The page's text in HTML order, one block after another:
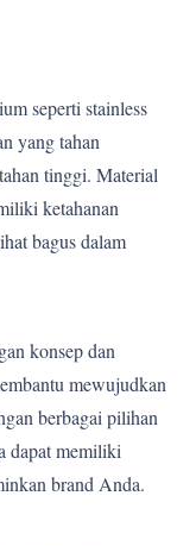
seperti stainless
yang tahan
tinggi. Material
ketahanan
bagus dalam
konsep dan
mewujudkan
berbagai pilihan
dapat memiliki
brand Anda.